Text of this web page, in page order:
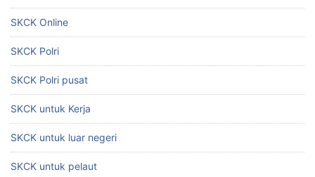
SKCK Online
SKCK Polri
SKCK Polri pusat
SKCK untuk Kerja
SKCK untuk luar negeri
SKCK untuk pelaut